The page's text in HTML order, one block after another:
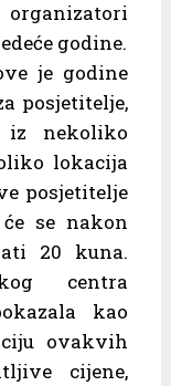
godine.
je godine
posjetitelje,
iz nekoliko
lokacija
posjetitelje
se nakon
20 kuna.
centra
kao
ovakvih
cijene,